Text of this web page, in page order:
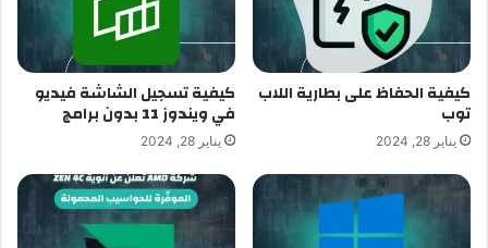
كيفية الحفاظ على بطارية اللاب
توب
يناير 28, 2024
كيفية تسجيل الشاشة فيديو
في ويندوز 11 بدون برامج
يناير 28, 2024